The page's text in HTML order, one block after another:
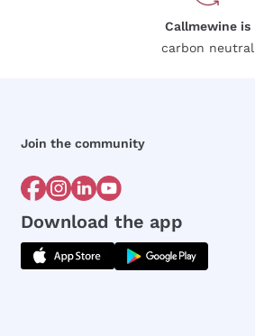
Callmewine is
carbon neutral
Join the community
Download the app